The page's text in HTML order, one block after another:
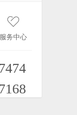
期模拟
服务中心